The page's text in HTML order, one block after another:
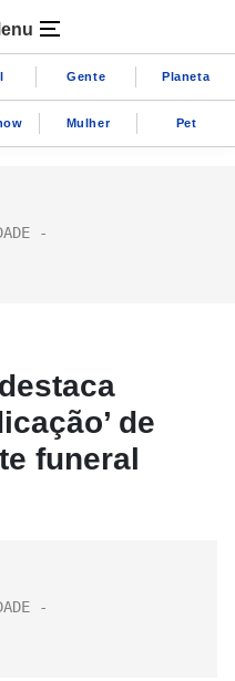
Gente Planeta
Mulher Pet
de
funeral